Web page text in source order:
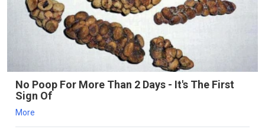
No Poop For More Than 2 Days - It's The First
Sign Of
More